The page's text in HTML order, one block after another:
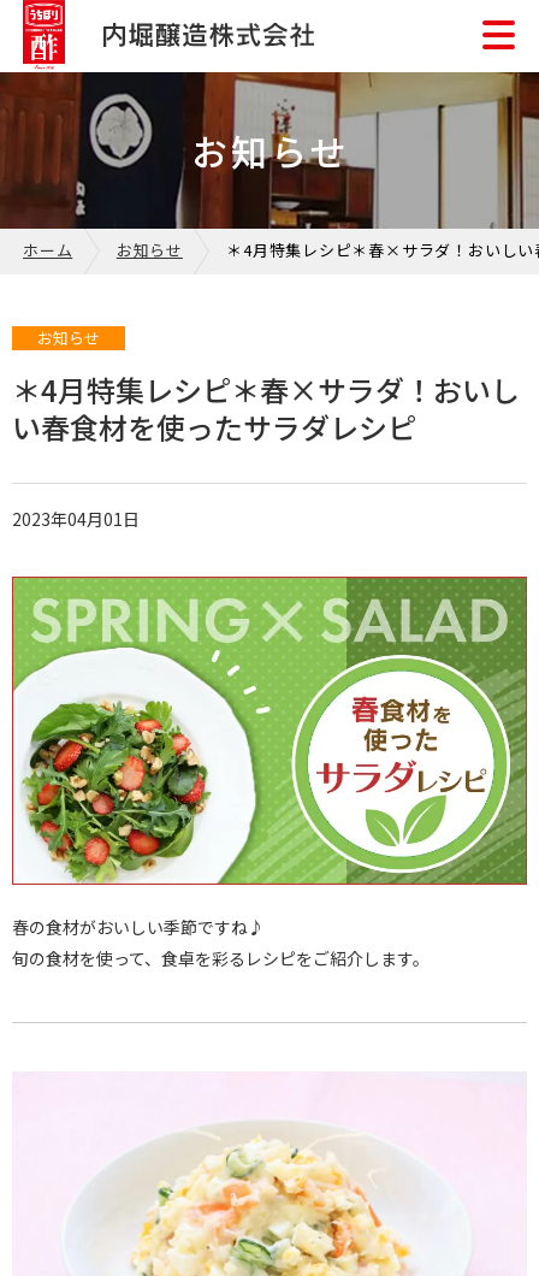
お知らせ
ホーム お知らせ ＊4月特集レシピ＊春×サラダ！おいし
お知らせ
＊4月特集レシピ＊春×サラダ！おいし
い春食材を使ったサラダレシピ
2023年04月01日
春の食材がおいしい季節ですね♪
旬の食材を使って、食卓を彩るレシピをご紹介します。